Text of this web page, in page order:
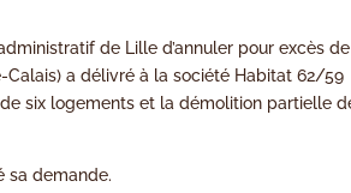
de Lille d’annuler pour excès de
Calais) a délivré à la société Habitat 62/59
six logements et la démolition partielle
sa demande.